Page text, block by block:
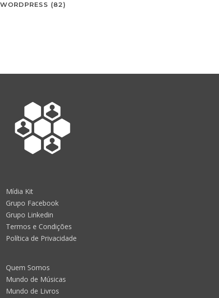
WORDPRESS (82)
Mídia Kit
Grupo Facebook
Grupo Linkedin
Termos e Condições
Política de Privacidade
Quem Somos
Mundo de Músicas
Mundo de Livros